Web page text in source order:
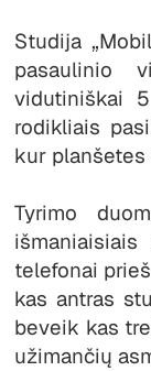
Studija
pasaulinio
vidutiniškai
rodikliais
kur planšetes
Tyrimo
telefonai
kas antras
beveik kas
užimančių